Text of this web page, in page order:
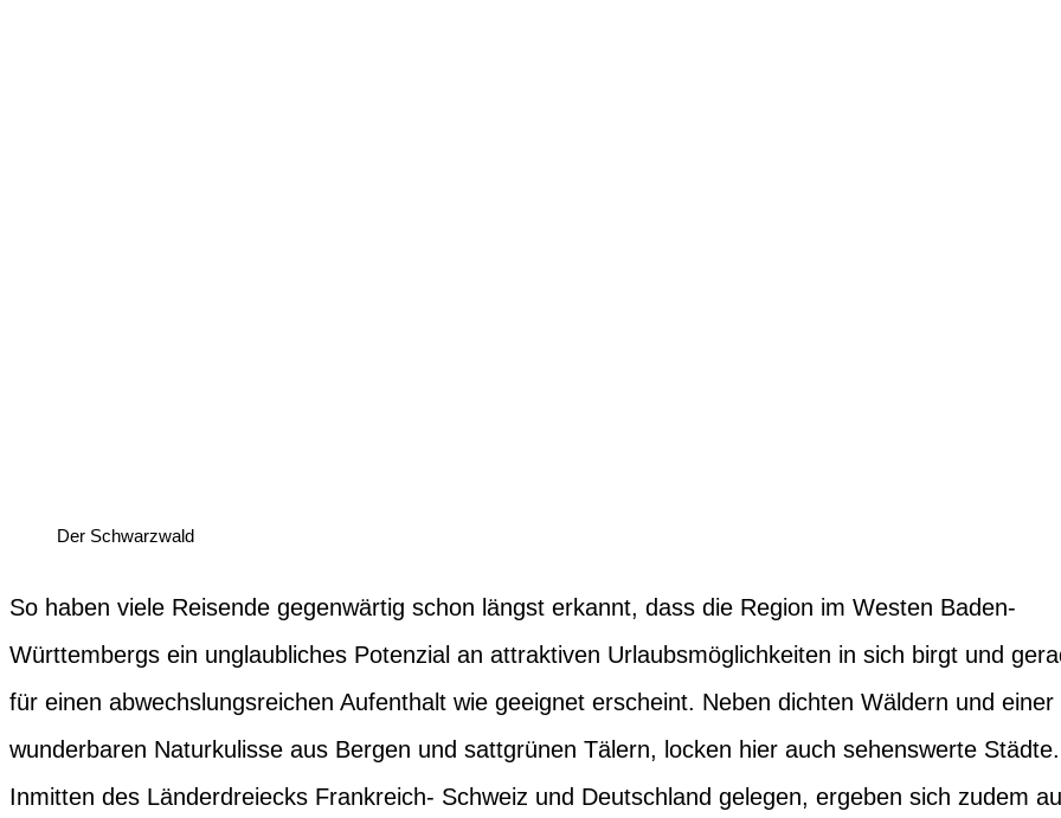
Der Schwarzwald
So haben viele Reisende gegenwärtig schon längst erkannt, dass die Region im Westen Baden-
Württembergs ein unglaubliches Potenzial an attraktiven Urlaubsmöglichkeiten in sich birgt und
für einen abwechslungsreichen Aufenthalt wie geeignet erscheint. Neben dichten Wäldern und einer
wunderbaren Naturkulisse aus Bergen und sattgrünen Tälern, locken hier auch sehenswerte Städte.
Inmitten des Länderdreiecks Frankreich- Schweiz und Deutschland gelegen, ergeben sich zudem